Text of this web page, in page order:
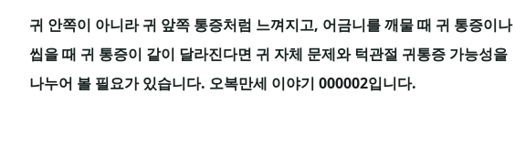
귀 안쪽이 아니라 귀 앞쪽 통증처럼 느껴지고, 어금니를 깨물 때 귀 통증이나
씹을 때 귀 통증이 같이 달라진다면 귀 자체 문제와 턱관절 귀통증 가능성을
나누어 볼 필요가 있습니다. 오복만세 이야기 000002입니다.